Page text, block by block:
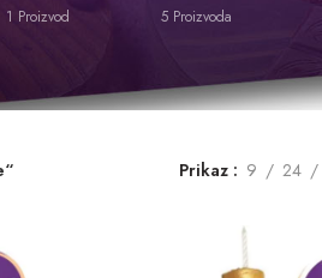
1 Proizvod 5 Proizvoda
Prikaz 9 24